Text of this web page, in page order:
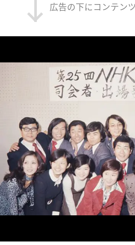
広告の下にコンテン